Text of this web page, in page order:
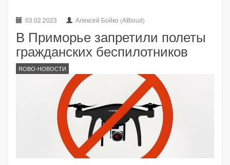
03.02.2023 Алексей Бойко (ABloud)
В Приморье запретили полеты
гражданских беспилотников
ROBO-НОВОСТИ